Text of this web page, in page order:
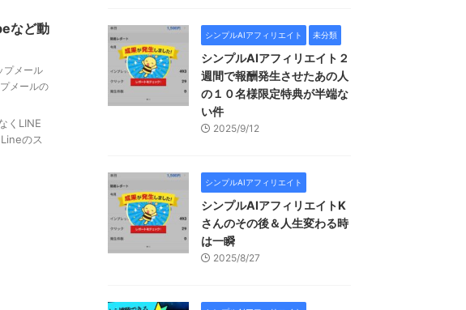
など動
プメール
メールの
くLINE
のス
シンプルAIアフィリエイト 未分類
シンプルAIアフィリエイト２
週間で報酬発生させたあの人
の１０名様限定特典が半端な
い件
2025/9/12
シンプルAIアフィリエイト
シンプルAIアフィリエイトK
さんのその後＆人生変わる時
は一瞬
2025/8/27